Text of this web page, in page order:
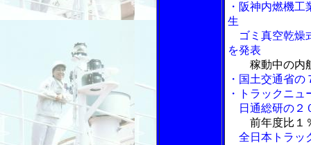
・阪神内燃機
生
ゴミ真空乾燥
を発表
稼動中の内
・国土交通省
・トラックニュ
日通総研の２
前年度比１
全日本トラッ